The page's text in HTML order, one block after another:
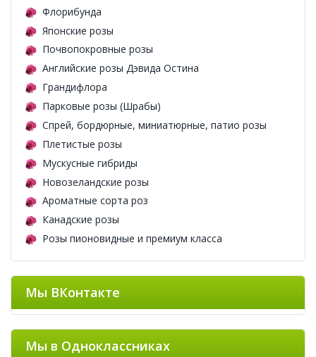
Флорибунда
Японские розы
Почвопокровные розы
Английские розы Дэвида Остина
Грандифлора
Парковые розы (Шрабы)
Спрей, бордюрные, миниатюрные, патио розы
Плетистые розы
Мускусные гибриды
Новозеландские розы
Ароматные сорта роз
Канадские розы
Розы пионовидные и премиум класса
Мы ВКонтакте
Мы в Одноклассниках